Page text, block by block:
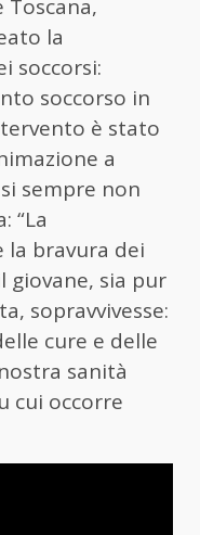
Toscana,
la
soccorsi:
soccorso in
è stato
a
sempre non
“La
la bravura dei
giovane, sia pur
sopravvivesse:
cure e delle
sanità
cui occorre